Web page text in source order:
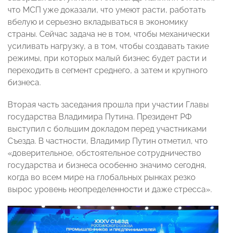
что МСП уже доказали, что умеют расти, работать
вбелую и серьезно вкладываться в экономику
страны. Сейчас задача не в том, чтобы механически
усиливать нагрузку, а в том, чтобы создавать такие
режимы, при которых малый бизнес будет расти и
переходить в сегмент среднего, а затем и крупного
бизнеса.
Вторая часть заседания прошла при участии Главы
государства Владимира Путина. Президент РФ
выступил с большим докладом перед участниками
Съезда. В частности, Владимир Путин отметил, что
«доверительное, обстоятельное сотрудничество
государства и бизнеса особенно значимо сегодня,
когда во всем мире на глобальных рынках резко
вырос уровень неопределенности и даже стресса».